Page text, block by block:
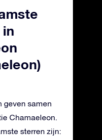
geven samen
Chamaeleon.
sterren zijn: